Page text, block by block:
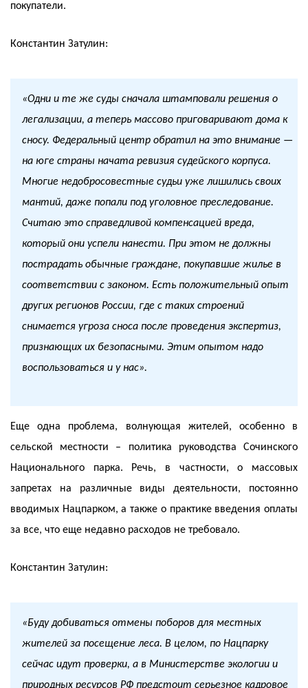
покупатели.
Константин Затулин:
«Одни и те же суды сначала штамповали решения о
легализации, а теперь массово приговаривают дома к
сносу. Федеральный центр обратил на это внимание —
на юге страны начата ревизия судейского корпуса.
Многие недобросовестные судьи уже лишились своих
мантий, даже попали под уголовное преследование.
Считаю это справедливой компенсацией вреда,
который они успели нанести. При этом не должны
пострадать обычные граждане, покупавшие жилье в
соответствии с законом. Есть положительный опыт
других регионов России, где с таких строений
снимается угроза сноса после проведения экспертиз,
признающих их безопасными. Этим опытом надо
воспользоваться и у нас».
Еще одна проблема, волнующая жителей, особенно в
сельской местности – политика руководства Сочинского
Национального парка. Речь, в частности, о массовых
запретах на различные виды деятельности, постоянно
вводимых Нацпарком, а также о практике введения оплаты
за все, что еще недавно расходов не требовало.
Константин Затулин:
«Буду добиваться отмены поборов для местных
жителей за посещение леса. В целом, по Нацпарку
сейчас идут проверки, а в Министерстве экологии и
природных ресурсов РФ предстоит серьезное кадровое